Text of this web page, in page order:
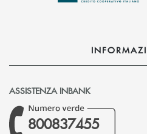
ASSISTENZA INBANK
800837455